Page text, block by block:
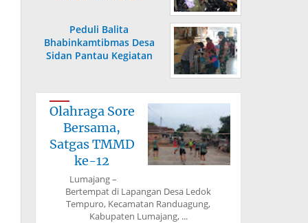
Peduli Balita
Bhabinkamtibmas Desa
Sidan Pantau Kegiatan
Olahraga Sore
Bersama,
Satgas TMMD
ke-12
Lumajang –
Bertempat di Lapangan Desa Ledok
Tempuro, Kecamatan Randuagung,
Kabupaten Lumajang, ...